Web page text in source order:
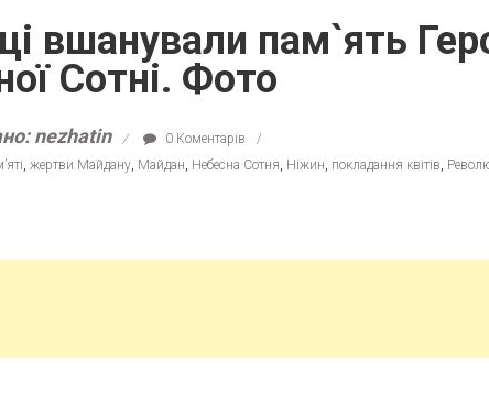
вшанували пам`ять
Сотні. Фото
nezhatin
0 Коментарів
жертви Майдану Майдан Небесна Сотня Ніжин покладання квітів